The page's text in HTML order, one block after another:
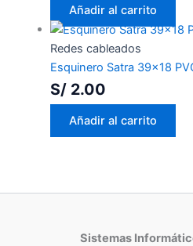
Añadir al carrito
Redes cableados
Esquinero Satra 39×18
S/2.00
Añadir al carrito
Sistemas